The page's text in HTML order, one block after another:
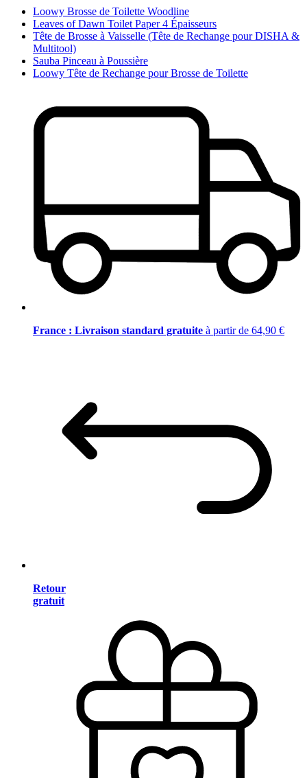
Loowy Brosse de Toilette Woodline
Leaves of Dawn Toilet Paper 4 Épaisseurs
Tête de Brosse à Vaisselle (Tête de Rechange pour DISHA &
Multitool)
Sauba Pinceau à Poussière
Loowy Tête de Rechange pour Brosse de Toilette
France : Livraison standard gratuite à partir de 64,90 €
Retour
gratuit